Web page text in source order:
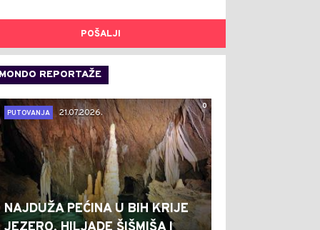
POŠALJI
MONDO REPORTAŽE
0
PUTOVANJA
21.07.2026.
NAJDUŽA PEĆINA U BIH KRIJE